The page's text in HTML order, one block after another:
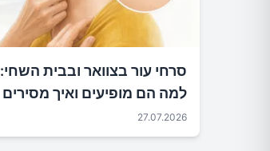
סרחי עור בצוואר ובבית השחי:
למה הם מופיעים ואיך מסירים
בבטחה
27.07.2026